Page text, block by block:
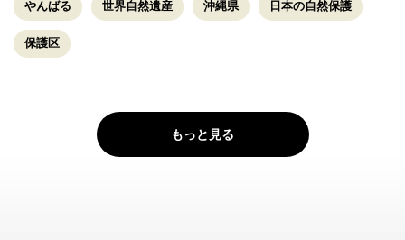
やんばる 世界自然遺産 沖縄県 日本の自然保護
保護区
もっと見る